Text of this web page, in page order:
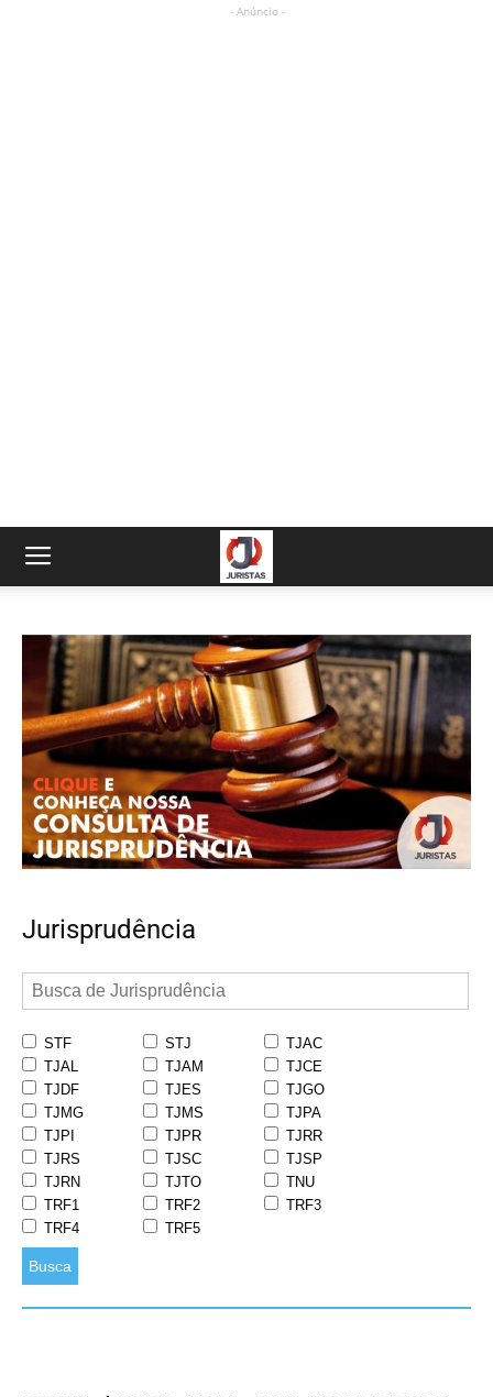
- Anúncio -
Jurisprudência
STF STJ
TJAC
TJAL
TJAM
TJCE
TJDF
TJES
TJGO
TJMG
TJMS
TJPA
TJPI
TJPR
TJRR
TJRS
TJSC
TJSP
TJRN
TJTO
TNU
TRF1
TRF2
TRF3
TRF4
TRF5
Busca